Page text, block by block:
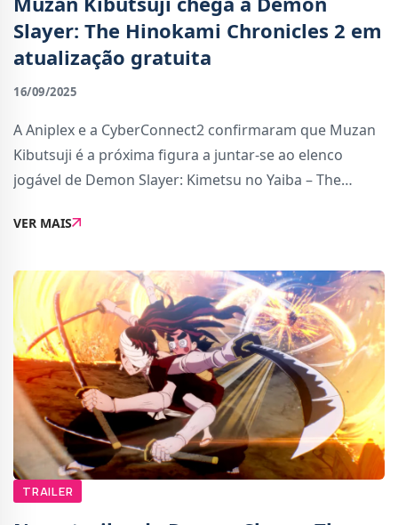
Slayer: The Hinokami Chronicles 2 em
atualização gratuita
16/09/2025
A Aniplex e a CyberConnect2 confirmaram que Muzan
Kibutsuji é a próxima figura a juntar-se ao elenco
jogável de Demon Slayer: Kimetsu no Yaiba – The
a partir de 18 de setembro, através de
VER MAIS
TRAILER